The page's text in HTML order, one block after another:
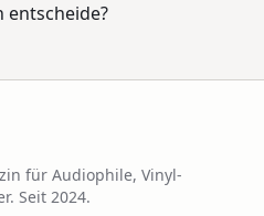
entscheide?
für Audiophile, Vinyl-
Seit 2024.